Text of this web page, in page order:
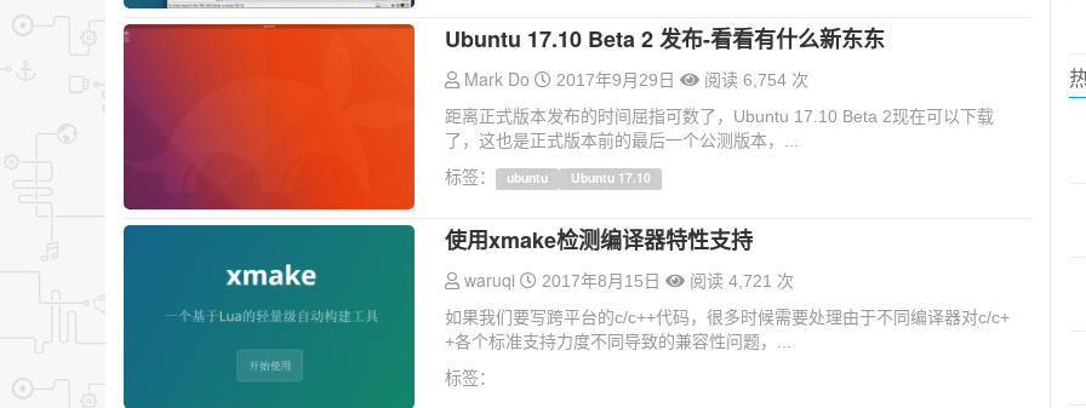
Ubuntu 17.10 Beta 2 发布-看看有什么新东东
Mark Do 2017年9月29日
阅读 6,754 次
距离正式版本发布的时间屈指可数了，Ubuntu 17.10 Beta 2现在可以下载
了，这也是正式版本前的最后一个公测版本，...
标签：
ubuntu Ubuntu 17.10
使用xmake检测编译器特性支持
waruqi 2017年8月15日
阅读 4,721 次
如果我们要写跨平台的c/c++代码，很多时候需要处理由于不同编译器对c/c+
+各个标准支持力度不同导致的兼容性问题，...
标签：